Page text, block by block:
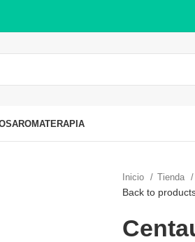
AROMATERAPIA
Inicio Tienda
Back to